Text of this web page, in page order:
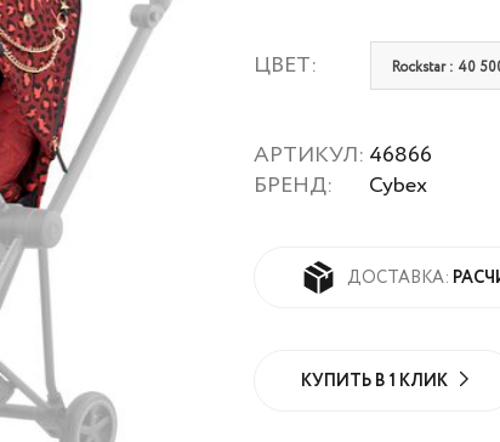
ЦВЕТ: Rockstar : 40
АРТИКУЛ:
БРЕНД:
46866
Cybex
ДОСТАВКА:
КУПИТЬ В 1 КЛИК